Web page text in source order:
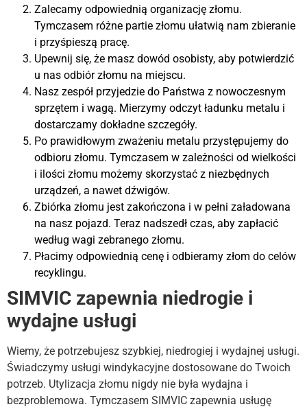
Zalecamy odpowiednią organizację złomu.
Tymczasem różne partie złomu ułatwią nam zbieranie
i przyśpieszą pracę.
Upewnij się, że masz dowód osobisty, aby potwierdzić
u nas odbiór złomu na miejscu.
Nasz zespół przyjedzie do Państwa z nowoczesnym
sprzętem i wagą. Mierzymy odczyt ładunku metalu i
dostarczamy dokładne szczegóły.
Po prawidłowym zważeniu metalu przystępujemy do
odbioru złomu. Tymczasem w zależności od wielkości
i ilości złomu możemy skorzystać z niezbędnych
urządzeń, a nawet dźwigów.
Zbiórka złomu jest zakończona i w pełni załadowana
na nasz pojazd. Teraz nadszedł czas, aby zapłacić
według wagi zebranego złomu.
Płacimy odpowiednią cenę i odbieramy złom do celów
recyklingu.
SIMVIC zapewnia niedrogie i
wydajne usługi
Wiemy, że potrzebujesz szybkiej, niedrogiej i wydajnej usługi.
Świadczymy usługi windykacyjne dostosowane do Twoich
potrzeb. Utylizacja złomu nigdy nie była wydajna i
bezproblemowa. Tymczasem SIMVIC zapewnia usługę